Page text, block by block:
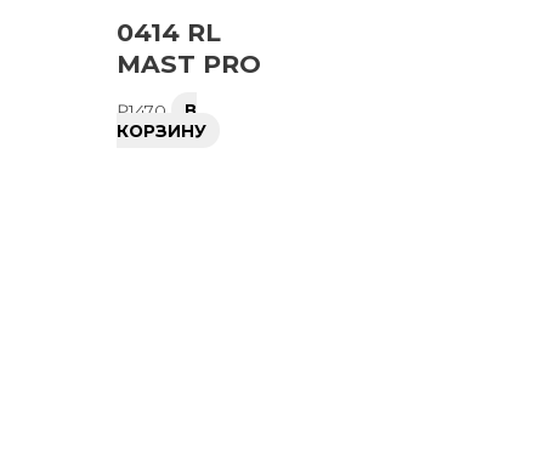
0414 RL
MAST PRO
₽1470
В
КОРЗИНУ